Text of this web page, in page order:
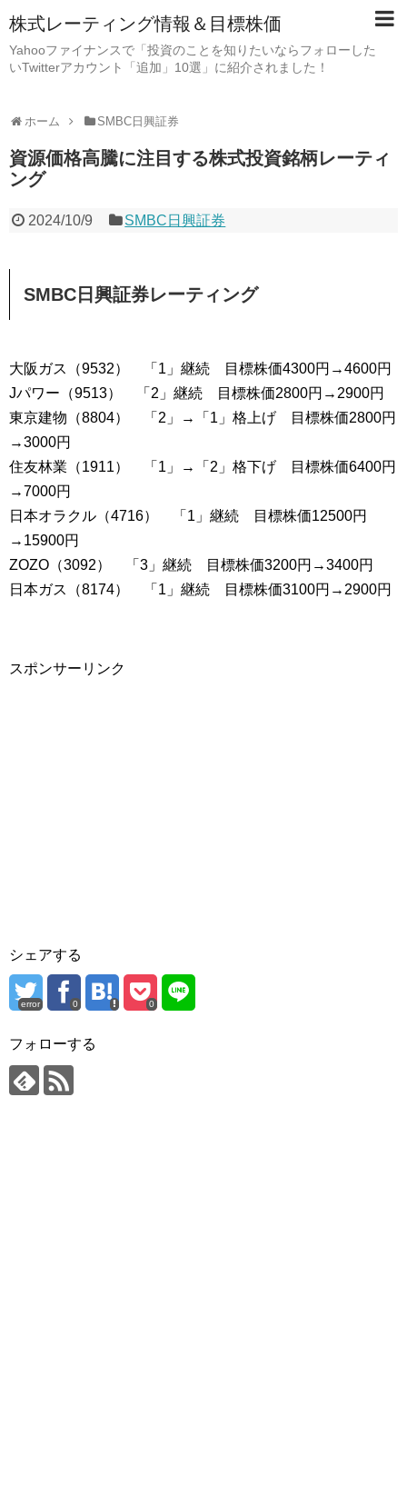
株式レーティング情報＆目標株価
Yahooファイナンスで「投資のことを知りたいならフォローした
いTwitterアカウント「追加」10選」に紹介されました！
ホーム SMBC日興証券
資源価格高騰に注目する株式投資銘柄レーティ
ング
2024/10/9 SMBC日興証券
SMBC日興証券レーティング
大阪ガス（9532） 「1」継続 目標株価4300円→4600円
Jパワー（9513） 「2」継続 目標株価2800円→2900円
東京建物（8804） 「2」→「1」格上げ 目標株価2800円
→3000円
住友林業（1911） 「1」→「2」格下げ 目標株価6400円
→7000円
日本オラクル（4716） 「1」継続 目標株価12500円
→15900円
ZOZO（3092） 「3」継続 目標株価3200円→3400円
日本ガス（8174） 「1」継続 目標株価3100円→2900円
スポンサーリンク
シェアする
error 0 0
フォローする